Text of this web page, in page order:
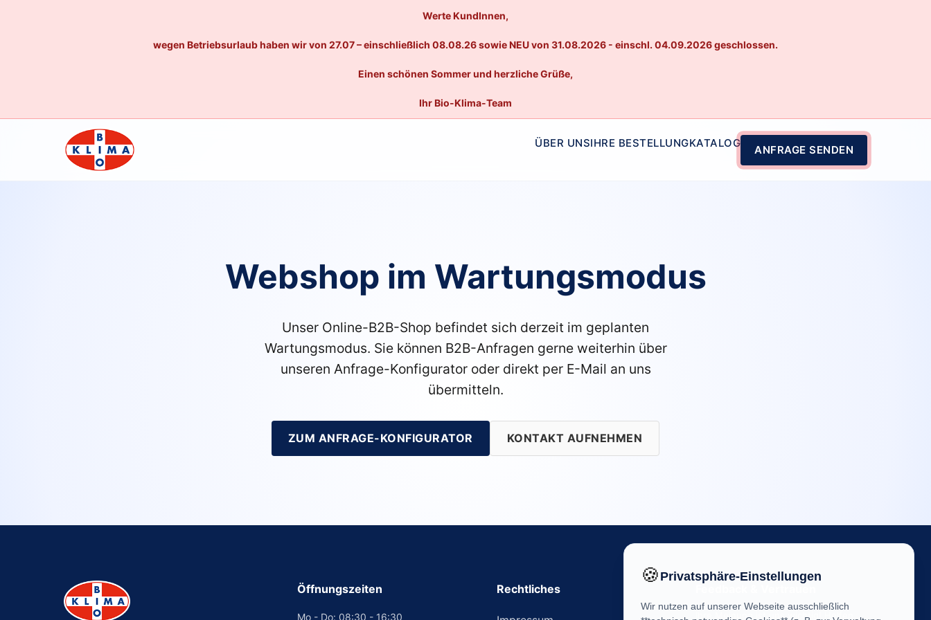
Werte KundInnen,
wegen Betriebsurlaub haben wir von 27.07 – einschließlich 08.08.26 sowie NEU von 31.08.2026 - einschl. 04.09.2026 geschlossen.
Einen schönen Sommer und herzliche Grüße,
Ihr Bio-Klima-Team
ÜBER UNSIHRE BESTELLUNGKATALOG
ANFRAGE SENDEN
Webshop im Wartungsmodus
Unser Online-B2B-Shop befindet sich derzeit im geplanten
Wartungsmodus. Sie können B2B-Anfragen gerne weiterhin über
unseren Anfrage-Konfigurator oder direkt per E-Mail an uns
übermitteln.
ZUM ANFRAGE-KONFIGURATOR KONTAKT AUFNEHMEN
Öffnungszeiten
Mo - Do: 08:30 - 16:30
Rechtliches
Ihre Meinung ist uns wichtig! Helfen
🍪Privatsphäre-Einstellungen
Wir nutzen auf unserer Webseite ausschließlich